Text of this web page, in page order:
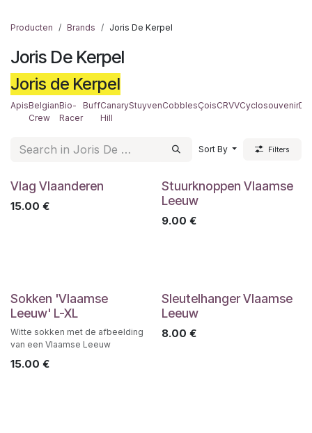
Producten Brands Joris De Kerpel
Joris De Kerpel
Joris de Kerpel
ApisBelgian
Crew
Bio-
Racer
BuffCanary
Hill
StuyvenCobblesÇoisCRVVCyclosouvenir
Sort By Filters
Vlag Vlaanderen
15.00 €
Stuurknoppen Vlaamse
Leeuw
9.00 €
Sokken 'Vlaamse
Leeuw' L-XL
Witte sokken met de afbeelding
van een Vlaamse Leeuw
15.00 €
Sleutelhanger Vlaamse
Leeuw
8.00 €